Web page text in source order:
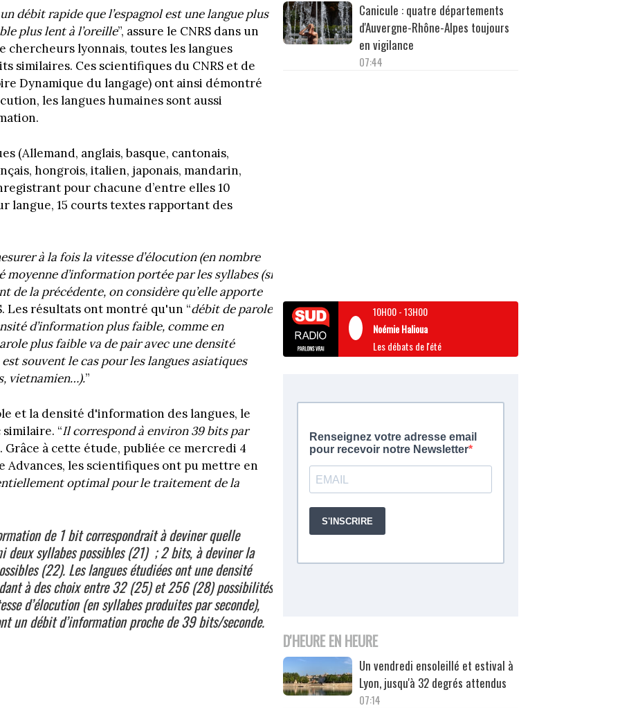
débit rapide que l’espagnol est une langue plus
plus lent à l’oreille”, assure le CNRS dans un
chercheurs lyonnais, toutes les langues
similaires. Ces scientifiques du CNRS et de
Dynamique du langage) ont ainsi démontré
les langues humaines sont aussi
(Allemand, anglais, basque, cantonais,
hongrois, italien, japonais, mandarin,
pour chacune d’entre elles 10
langue, 15 courts textes rapportant des
à la fois la vitesse d’élocution (en nombre
moyenne d’information portée par les syllabes (si
de la précédente, on considère qu’elle apporte
Les résultats ont montré qu'un “débit de parole
d’information plus faible, comme en
plus faible va de pair avec une densité
souvent le cas pour les langues asiatiques
vietnamien…).”
et la densité d'information des langues, le
“Il correspond à environ 39 bits par
Grâce à cette étude, publiée ce mercredi 4
Advances, les scientifiques ont pu mettre en
optimal pour le traitement de la
de 1 bit correspondrait à deviner quelle
deux syllabes possibles (21) ; 2 bits, à deviner la
(22). Les langues étudiées ont une densité
à des choix entre 32 (25) et 256 (28) possibilités
d’élocution (en syllabes produites par seconde),
un débit d’information proche de 39 bits/seconde.
Canicule : quatre départements
d'Auvergne-Rhône-Alpes toujours
en vigilance
07:44
10H00-13H00
Noémie Halioua
Les débats de l'été
D'HEURE EN HEURE
Un vendredi ensoleillé et estival à
Lyon, jusqu'à 32 degrés attendus
07:14